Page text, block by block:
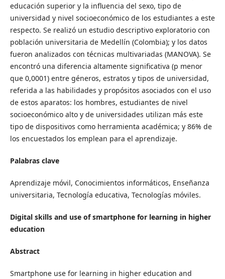
educación superior y la influencia del sexo, tipo de
universidad y nivel socioeconómico de los estudiantes a este
respecto. Se realizó un estudio descriptivo exploratorio con
población universitaria de Medellín (Colombia); y los datos
fueron analizados con técnicas multivariadas (MANOVA). Se
encontró una diferencia altamente significativa (p menor
que 0,0001) entre géneros, estratos y tipos de universidad,
referida a las habilidades y propósitos asociados con el uso
de estos aparatos: los hombres, estudiantes de nivel
socioeconómico alto y de universidades utilizan más este
tipo de dispositivos como herramienta académica; y 86% de
los encuestados los emplean para el aprendizaje.
Palabras clave
Aprendizaje móvil, Conocimientos informáticos, Enseñanza
universitaria, Tecnología educativa, Tecnologías móviles.
Digital skills and use of smartphone for learning in higher
education
Abstract
Smartphone use for learning in higher education and